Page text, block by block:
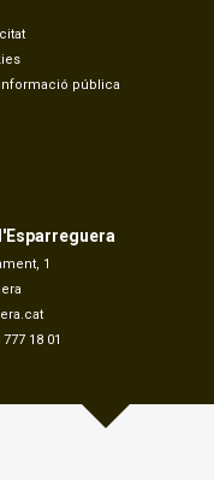
pública
1
777 18 01